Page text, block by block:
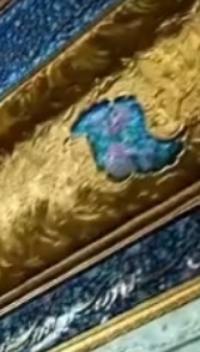
حمله پهپادی نیروهای مسلح یمن به